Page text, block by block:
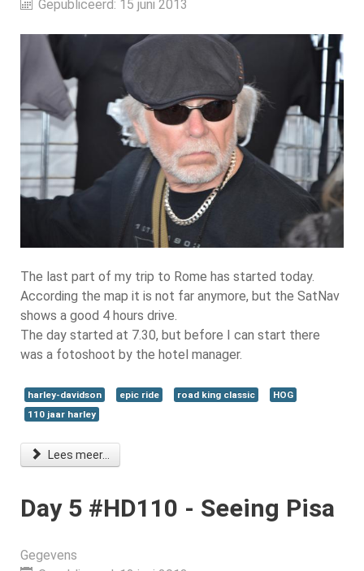
Gepubliceerd: 15 juni 2013
The last part of my trip to Rome has started today.
According the map it is not far anymore, but the SatNav
shows a good 4 hours drive.
The day started at 7.30, but before I can start there
was a fotoshoot by the hotel manager.
harley-davidson epic ride road king classic
HOG
110 jaar harley
Lees meer...
Day 5 #HD110 - Seeing Pisa
Gegevens